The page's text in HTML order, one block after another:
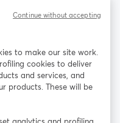
wird in einem neuen Tab geöffnet
X (Twitter)
wird in einem neuen Tab geöffnet
to make our site work.
cookies to deliver
and services, and
products. These will be
Continue without accepting